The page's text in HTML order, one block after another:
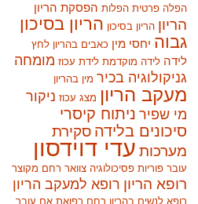
הפלה פרטית הפלות הפסקת הריון
הריון הריון בסיכון הריון בסיכון
גבוה יחסי מין כאבים בהריון לחץ
לידה לידה מוקדמת לידת עכוז מומחה
גניקולוגיה בכיר מין בהריון
מעקב הריון מצג עכוז ניקור
מי שפיר ניתוח קיסרי
סיכונים בלידהסקירת
מערכותעדי דוידסון
עובר פוריות פסיכולוגיה צוואר רחם מקוצר
רופא הריון רופא למעקב הריון
רופא לנשים בהריון רחם רפואת אם עובר